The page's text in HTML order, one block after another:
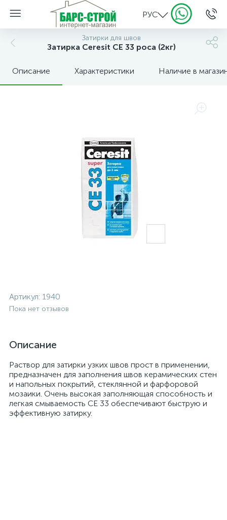
РУС
Затирки для швов
Затирка Ceresit CE 33 роса (2кг)
Описание Характеристики Наличие в
Артикул: 1940
Пока нет отзывов
Описание
Раствор для затирки узких швов прост в применении,
предназначен для заполнения швов керамических стен
и напольных покрытий, стеклянной и фарфоровой
мозаики. Очень высокая заполняющая способность и
легкая смываемость CE 33 обеспечивают быструю и
эффективную затирку.